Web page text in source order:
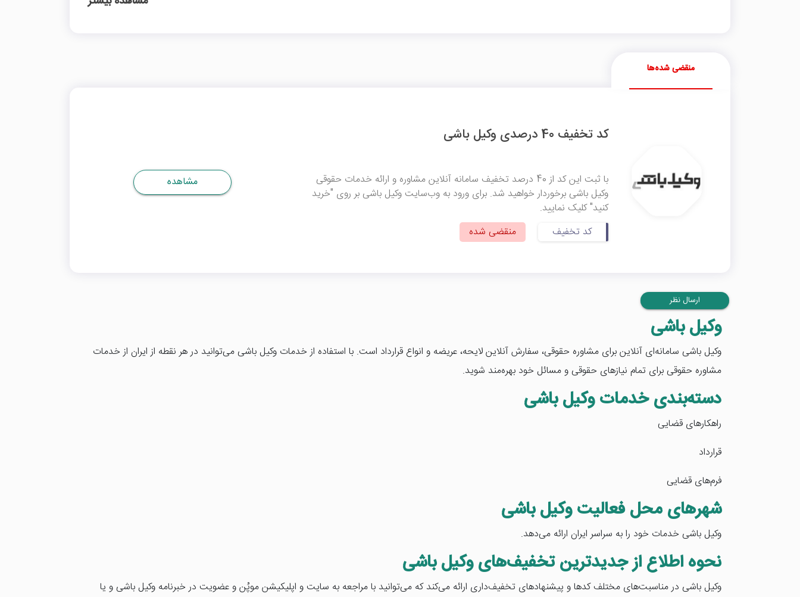
منقضی شده‌ها
کد تخفیف 40 درصدی وکیل باشی
با ثبت این کد از 40 درصد تخفیف سامانه آنلاین مشاوره و ارائه خدمات حقوقی
وکیل باشی برخوردار خواهید شد. برای ورود به وب‌سایت وکیل باشی بر روی "خرید
کنید" کلیک نمایید.
کد تخفیف
منقضی شده
مشاهده
ارسال نظر
وکیل باشی
وکیل باشی سامانه‌ای آنلاین برای مشاوره حقوقی، سفارش آنلاین لایحه، عریضه و انواع قرارداد است. با استفاده از خدمات وکیل باشی می‌توانید در هر نقطه از ایران از خدمات
مشاوره حقوقی برای تمام نیازهای حقوقی و مسائل خود بهره‌مند شوید.
دسته‌بندی خدمات وکیل باشی
راهکارهای قضایی
قرارداد
فرم‌های قضایی
شهرهای محل فعالیت وکیل باشی
وکیل باشی خدمات خود را به سراسر ایران ارائه می‌دهد.
نحوه اطلاع از جدیدترین تخفیف‌های وکیل باشی
وکیل باشی در مناسبت‌های مختلف کدها و پیشنهادهای تخفیف‌داری ارائه می‌کند که می‌توانید با مراجعه به سایت و اپلیکیشن موپُن و عضویت در خبرنامه وکیل باشی و یا